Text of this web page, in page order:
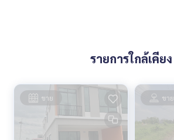
รายการใกล้เคียง
ขาย ขาย